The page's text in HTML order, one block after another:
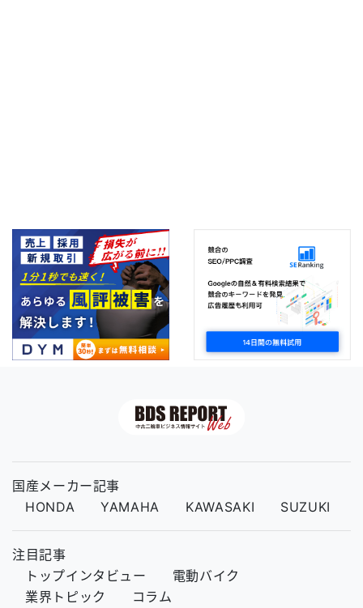
国産メーカー記事
HONDA
YAMAHA KAWASAKI SUZUKI
注目記事
トップインタビュー
電動バイク
業界トピック
コラム